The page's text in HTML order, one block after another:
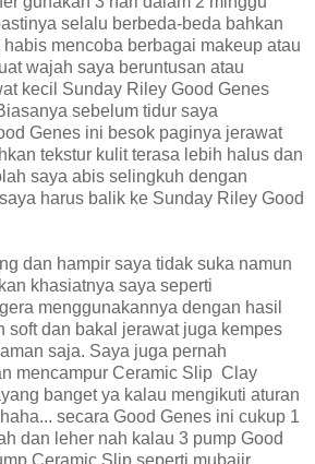
selalu berbeda-beda bahkan
mencoba berbagai makeup atau
wajah saya beruntusan atau
kecil Sunday Riley Good Genes
sebelum tidur saya
Genes ini besok paginya jerawat
tekstur kulit terasa lebih halus dan
saya abis selingkuh dengan
harus balik ke Sunday Riley Good
dan hampir saya tidak suka namun
khasiatnya saya seperti
menggunakannya dengan hasil
soft dan bakal jerawat juga kempes
saja. Saya juga pernah
mencampur Ceramic Slip Clay
banget ya kalau mengikuti aturan
secara Good Genes ini cukup 1
dan leher nah kalau 3 pump Good